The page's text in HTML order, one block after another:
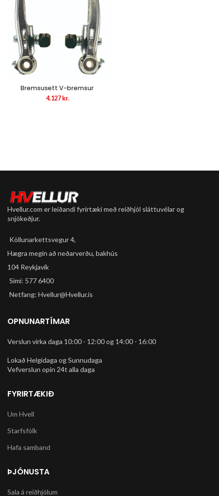
Bremsusett V-bremsur
4.127 kr.
Hvellur.com er leiðandi fyrirtæki með reiðhjól sláttuvélar og
snjókeðjur.
Köllunarkettsvegur 4,
Hægra megin að neðarverðu, bakhús
104 Reykjavík
Sími: 577 6400
Netfang: Hvellur@Hvellur.is
OPNUNARTÍMAR
Verslun virka daga 10:00 - 12:00 og 14:00 - 16:00
Lokað Helgidaga og Sunnudaga
Vefverslun opin 24t alla daga
FYRIRTÆKIÐ
Um Hvell
Starfsfólk
Hafa samband
ÞJÓNUSTA
Sala á reiðhjólum